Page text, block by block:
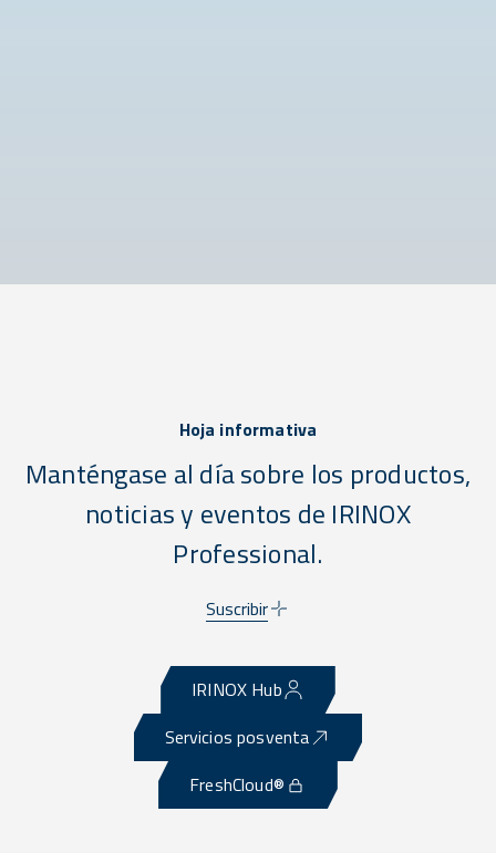
Hoja informativa
Manténgase al día sobre los productos,
noticias y eventos de IRINOX
Professional.
Suscribir
IRINOX Hub
Servicios posventa
FreshCloud®